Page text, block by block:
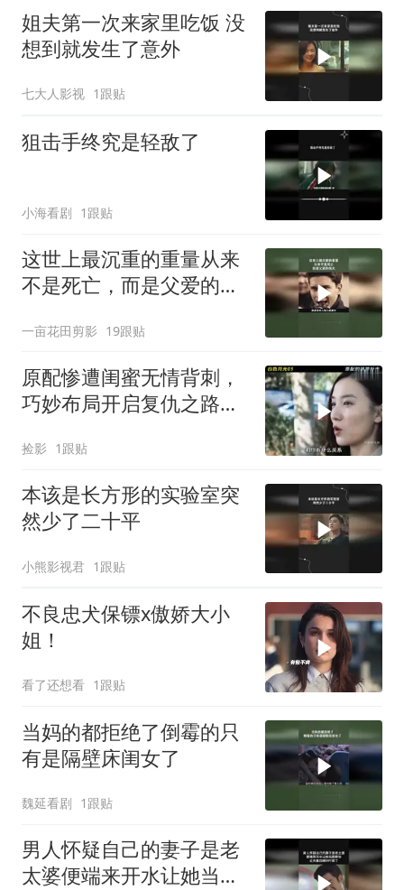
姐夫第一次来家里吃饭 没
想到就发生了意外
七大人影视 1跟贴
狙击手终究是轻敌了
小海看剧 1跟贴
这世上最沉重的重量从来
不是死亡，而是父爱的伟
一亩花田剪影 19跟贴
原配惨遭闺蜜无情背刺，
巧妙布局开启复仇之路，
捡影 1跟贴
本该是长方形的实验室突
然少了二十平
小熊影视君 1跟贴
不良忠犬保镖x傲娇大小
姐！
看了还想看 1跟贴
当妈的都拒绝了倒霉的只
有是隔壁床闺女了
魏延看剧 1跟贴
男人怀疑自己的妻子是老
太婆便端来开水让她当面